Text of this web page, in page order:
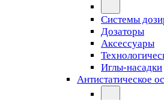
Системы
Дозаторы
Аксессуары
Иглы-насадки
Антистатическое